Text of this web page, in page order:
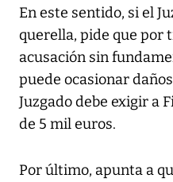
En este sentido, si el
querella, pide que por
acusación sin
puede ocasionar
Juzgado debe exigir a
de 5 mil euros.
Por último, apunta a